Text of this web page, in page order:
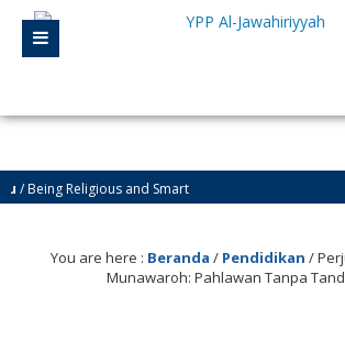
Religious and Smart
Pendidikan Pesantren Al-Jawahiriyyah
You are here : Beranda / Pendidikan /
Munawaroh: Pahlawan Tanpa